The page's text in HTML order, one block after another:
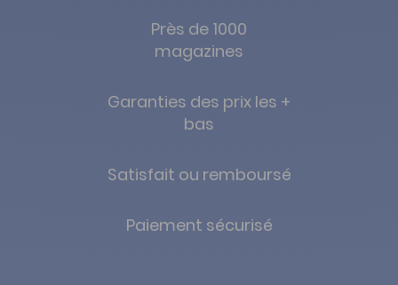
Près de 1000
magazines
Garanties des prix les +
bas
Satisfait ou remboursé
Paiement sécurisé